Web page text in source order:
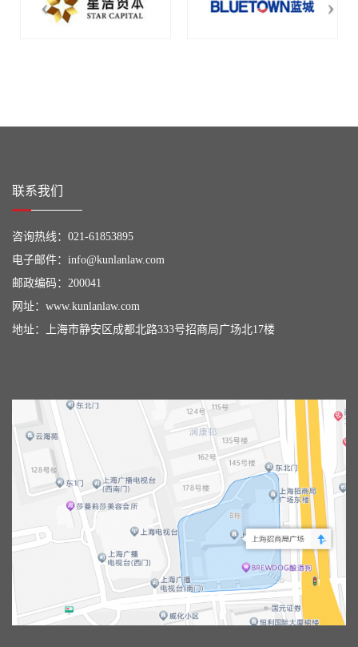
联系我们
咨询热线： 021-61853895
电子邮件： info@kunlanlaw.com
邮政编码：200041
网址： www.kunlanlaw.com
地址：上海市静安区成都北路333号招商局广场北17楼